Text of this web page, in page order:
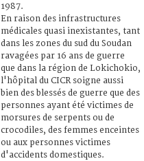
1987.
En raison des infrastructures
médicales quasi inexistantes, tant
dans les zones du sud du Soudan
ravagées par 16 ans de guerre
que dans la région de Lokichokio,
l'hôpital du CICR soigne aussi
bien des blessés de guerre que des
personnes ayant été victimes de
morsures de serpents ou de
crocodiles, des femmes enceintes
ou aux personnes victimes
d'accidents domestiques.